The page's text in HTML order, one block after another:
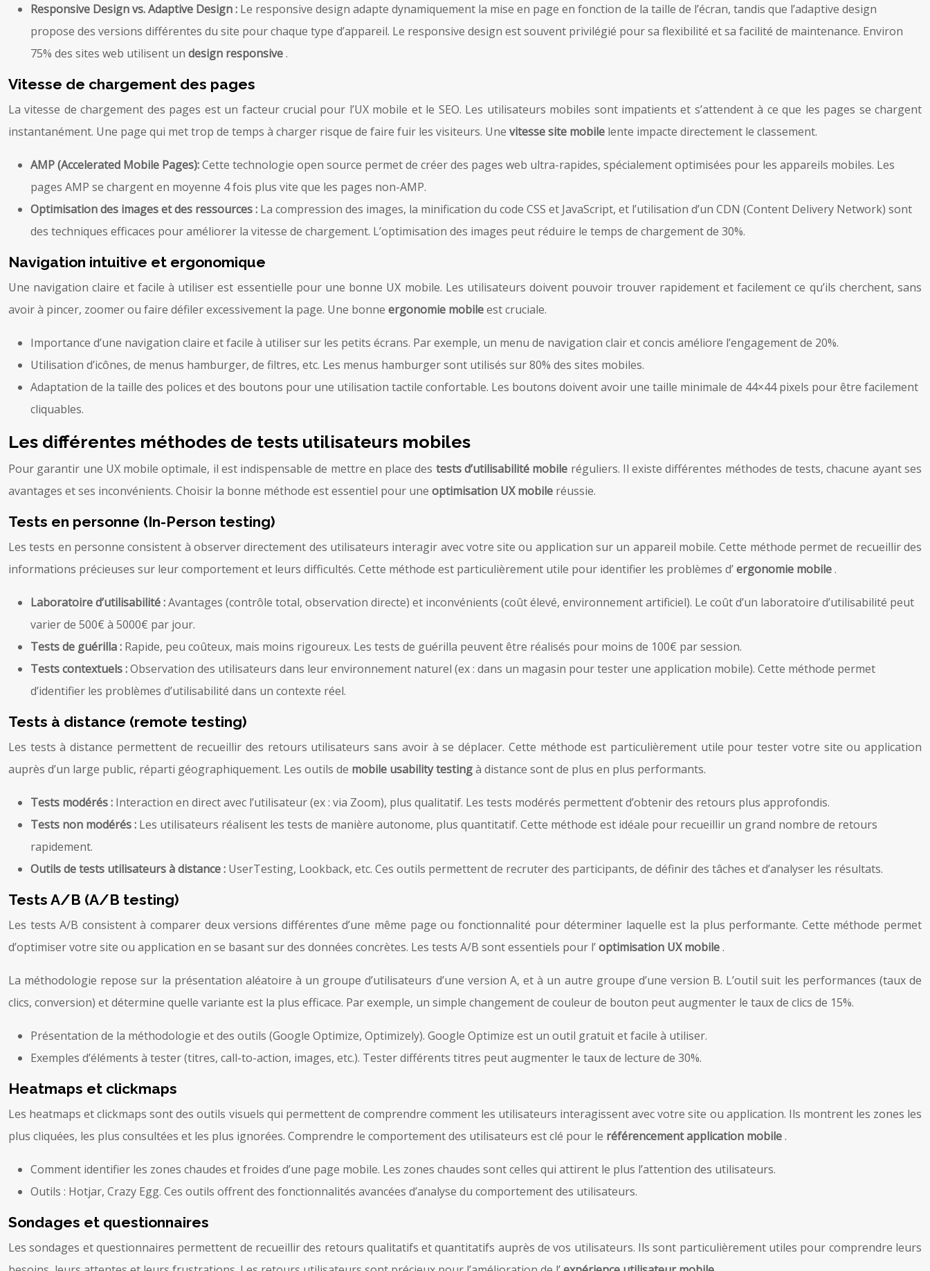
Responsive Design vs. Adaptive Design : Le responsive design adapte dynamiquement la mise en page en fonction de la taille de l’écran, tandis que l’adaptive design
propose des versions différentes du site pour chaque type d’appareil. Le responsive design est souvent privilégié pour sa flexibilité et sa facilité de maintenance. Environ
75% des sites web utilisent un design responsive.
Vitesse de chargement des pages
La vitesse de chargement des pages est un facteur crucial pour l’UX mobile et le SEO. Les utilisateurs mobiles sont impatients et s’attendent à ce que les pages se chargent
instantanément. Une page qui met trop de temps à charger risque de faire fuir les visiteurs. Une vitesse site mobile lente impacte directement le classement.
AMP (Accelerated Mobile Pages):Cette technologie open source permet de créer des pages web ultra-rapides, spécialement optimisées pour les appareils mobiles. Les
pages AMP se chargent en moyenne 4 fois plus vite que les pages non-AMP.
Optimisation des images et des ressources : La compression des images, la minification du code CSS et JavaScript, et l’utilisation d’un CDN (Content Delivery Network) sont
des techniques efficaces pour améliorer la vitesse de chargement. L’optimisation des images peut réduire le temps de chargement de 30%.
Navigation intuitive et ergonomique
Une navigation claire et facile à utiliser est essentielle pour une bonne UX mobile. Les utilisateurs doivent pouvoir trouver rapidement et facilement ce qu’ils cherchent, sans
avoir à pincer, zoomer ou faire défiler excessivement la page. Une bonne ergonomie mobileest cruciale.
Importance d’une navigation claire et facile à utiliser sur les petits écrans. Par exemple, un menu de navigation clair et concis améliore l’engagement de 20%.
Utilisation d’icônes, de menus hamburger, de filtres, etc. Les menus hamburger sont utilisés sur 80% des sites mobiles.
Adaptation de la taille des polices et des boutons pour une utilisation tactile confortable. Les boutons doivent avoir une taille minimale de 44×44 pixels pour être facilement
cliquables.
Les différentes méthodes de tests utilisateurs mobiles
Pour garantir une UX mobile optimale, il est indispensable de mettre en place des tests d’utilisabilité mobile réguliers. Il existe différentes méthodes de tests, chacune ayant ses
avantages et ses inconvénients. Choisir la bonne méthode est essentiel pour une optimisation UX mobile réussie.
Tests en personne (In-Person testing)
Les tests en personne consistent à observer directement des utilisateurs interagir avec votre site ou application sur un appareil mobile. Cette méthode permet de recueillir des
informations précieuses sur leur comportement et leurs difficultés. Cette méthode est particulièrement utile pour identifier les problèmes d’ergonomie mobile.
Laboratoire d’utilisabilité :Avantages (contrôle total, observation directe) et inconvénients (coût élevé, environnement artificiel). Le coût d’un laboratoire d’utilisabilité peut
varier de 500€ à 5000€ par jour.
Tests de guérilla : Rapide, peu coûteux, mais moins rigoureux. Les tests de guérilla peuvent être réalisés pour moins de 100€ par session.
Tests contextuels :Observation des utilisateurs dans leur environnement naturel (ex : dans un magasin pour tester une application mobile). Cette méthode permet
d’identifier les problèmes d’utilisabilité dans un contexte réel.
Tests à distance (remote testing)
Les tests à distance permettent de recueillir des retours utilisateurs sans avoir à se déplacer. Cette méthode est particulièrement utile pour tester votre site ou application
auprès d’un large public, réparti géographiquement. Les outils de mobile usability testingà distance sont de plus en plus performants.
Tests modérés : Interaction en direct avec l’utilisateur (ex : via Zoom), plus qualitatif. Les tests modérés permettent d’obtenir des retours plus approfondis.
Tests non modérés : Les utilisateurs réalisent les tests de manière autonome, plus quantitatif. Cette méthode est idéale pour recueillir un grand nombre de retours
rapidement.
Outils de tests utilisateurs à distance : UserTesting, Lookback, etc. Ces outils permettent de recruter des participants, de définir des tâches et d’analyser les résultats.
Tests A/B (A/B testing)
Les tests A/B consistent à comparer deux versions différentes d’une même page ou fonctionnalité pour déterminer laquelle est la plus performante. Cette méthode permet
d’optimiser votre site ou application en se basant sur des données concrètes. Les tests A/B sont essentiels pour l’optimisation UX mobile.
La méthodologie repose sur la présentation aléatoire à un groupe d’utilisateurs d’une version A, et à un autre groupe d’une version B. L’outil suit les performances (taux de
clics, conversion) et détermine quelle variante est la plus efficace. Par exemple, un simple changement de couleur de bouton peut augmenter le taux de clics de 15%.
Présentation de la méthodologie et des outils (Google Optimize, Optimizely). Google Optimize est un outil gratuit et facile à utiliser.
Exemples d’éléments à tester (titres, call-to-action, images, etc.). Tester différents titres peut augmenter le taux de lecture de 30%.
Heatmaps et clickmaps
Les heatmaps et clickmaps sont des outils visuels qui permettent de comprendre comment les utilisateurs interagissent avec votre site ou application. Ils montrent les zones les
plus cliquées, les plus consultées et les plus ignorées. Comprendre le comportement des utilisateurs est clé pour le référencement application mobile.
Comment identifier les zones chaudes et froides d’une page mobile. Les zones chaudes sont celles qui attirent le plus l’attention des utilisateurs.
Outils : Hotjar, Crazy Egg. Ces outils offrent des fonctionnalités avancées d’analyse du comportement des utilisateurs.
Sondages et questionnaires
Les sondages et questionnaires permettent de recueillir des retours qualitatifs et quantitatifs auprès de vos utilisateurs. Ils sont particulièrement utiles pour comprendre leurs